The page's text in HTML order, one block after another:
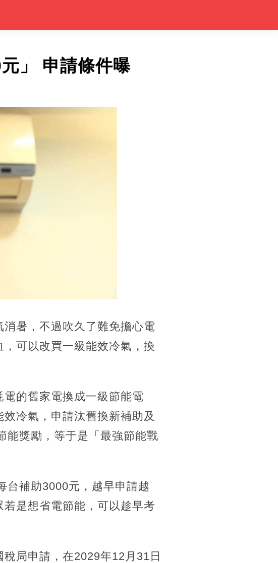
」 申請條件曝
暑，不過吹久了難免擔心電
可以改買一級能效冷氣，換
的舊家電換成一級節能電
冷氣，申請汰舊換新補助及
能獎勵，等于是「最強節能戰
台補助3000元，越早申請越
是想省電節能，可以趁早考
局申請，在2029年12月31日